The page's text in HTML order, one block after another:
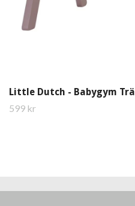
Little Dutch - Babygym Trä
599 kr